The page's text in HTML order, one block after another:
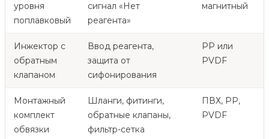
уровня
поплавковый
сигнал «Нет
реагента»
магнитный
Инжектор с
обратным
клапаном
Ввод реагента,
защита от
сифонирования
PP или
PVDF
Монтажный
комплект
обвязки
Шланги, фитинги,
обратные клапаны,
фильтр-сетка
ПВХ, PP,
PVDF